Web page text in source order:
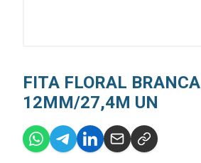
FITA FLORAL BRANCA
12MM/27,4M UN